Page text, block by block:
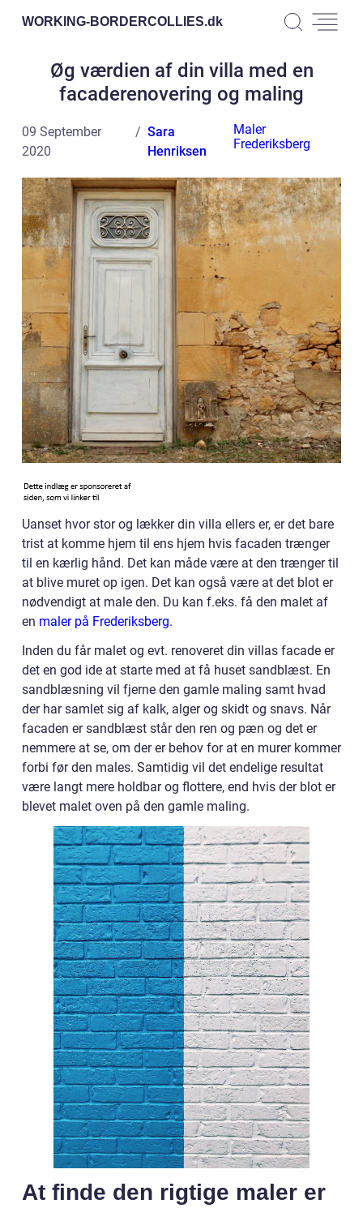
WORKING-BORDERCOLLIES.dk
Øg værdien af din villa med en
facaderenovering og maling
09 September
2020
Sara
Henriksen
Maler
Frederiksberg
Uanset hvor stor og lækker din villa ellers er, er det bare
trist at komme hjem til ens hjem hvis facaden trænger
til en kærlig hånd. Det kan måde være at den trænger til
at blive muret op igen. Det kan også være at det blot er
nødvendigt at male den. Du kan f.eks. få den malet af
en maler på Frederiksberg.
Inden du får malet og evt. renoveret din villas facade er
det en god ide at starte med at få huset sandblæst. En
sandblæsning vil fjerne den gamle maling samt hvad
der har samlet sig af kalk, alger og skidt og snavs. Når
facaden er sandblæst står den ren og pæn og det er
nemmere at se, om der er behov for at en murer kommer
forbi før den males. Samtidig vil det endelige resultat
være langt mere holdbar og flottere, end hvis der blot er
blevet malet oven på den gamle maling.
At finde den rigtige maler er